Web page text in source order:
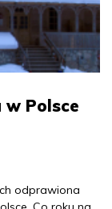
w Polsce
odprawiona